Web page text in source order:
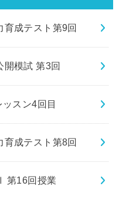
育成テスト第9回
開模試 第3回
スン4回目
育成テスト第8回
第16回授業